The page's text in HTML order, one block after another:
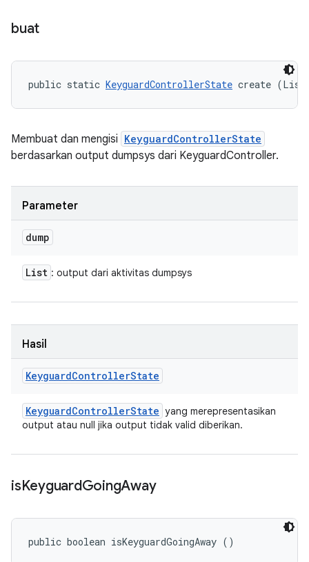
buat
public static KeyguardControllerState create
Membuat dan mengisi KeyguardControllerState
berdasarkan output dumpsys dari KeyguardController.
Parameter
dump
List : output dari aktivitas dumpsys
Hasil
KeyguardControllerState
KeyguardControllerState yang merepresentasikan
output atau null jika output tidak valid diberikan.
isKeyguardGoingAway
public boolean isKeyguardGoingAway ()